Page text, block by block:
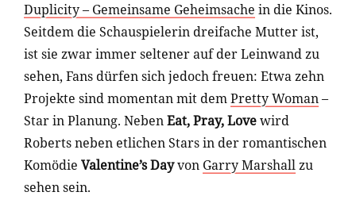
Duplicity – Gemeinsame Geheimsache in die Kinos.
Seitdem die Schauspielerin dreifache Mutter ist,
ist sie zwar immer seltener auf der Leinwand zu
sehen, Fans dürfen sich jedoch freuen: Etwa zehn
Projekte sind momentan mit demPretty Woman–
Star in Planung. NebenEat, Pray, Lovewird
Roberts neben etlichen Stars in der romantischen
Komödie Valentine’s Dayvon Garry Marshallzu
sehen sein.